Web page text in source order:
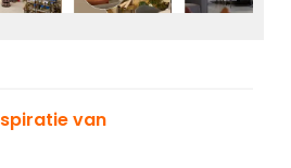
van